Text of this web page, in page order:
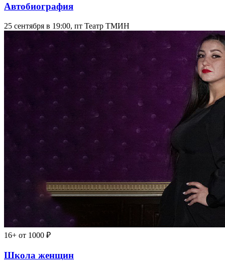
Автобиография
25 сентября в 19:00, пт Театр ТМИН
16+ от 1000 ₽
Школа женщин